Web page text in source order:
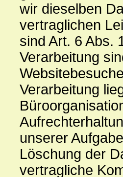
wir dieselben
vertraglichen
sind Art. 6 Abs.
Verarbeitung
Verarbeitung
unserer
Löschung der
vertragliche